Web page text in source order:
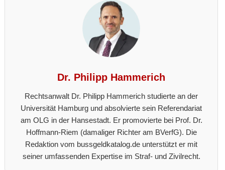
Dr. Philipp Hammerich
Rechtsanwalt Dr. Philipp Hammerich studierte an der
Universität Hamburg und absolvierte sein Referendariat
am OLG in der Hansestadt. Er promovierte bei Prof. Dr.
Hoffmann-Riem (damaliger Richter am BVerfG). Die
Redaktion vom bussgeldkatalog.de unterstützt er mit
seiner umfassenden Expertise im Straf- und Zivilrecht.